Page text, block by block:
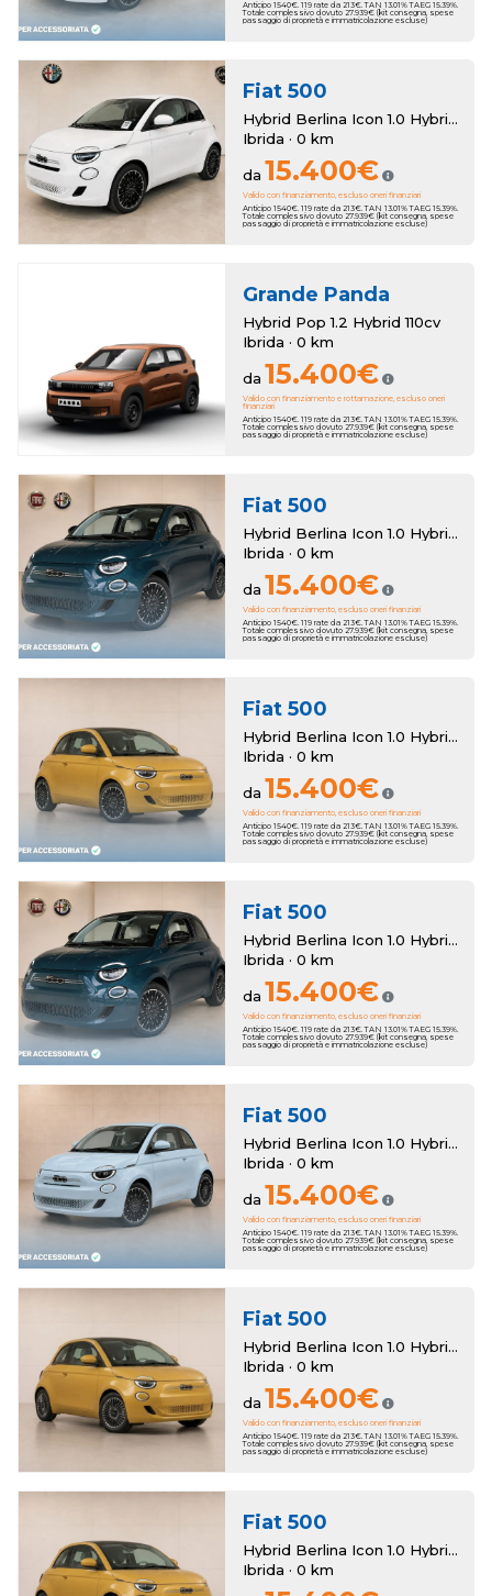
Anticipo 1540€. 119 rate da 213€. TAN 13.01% TAEG 15.39%.
Totale complessivo dovuto 27.939€ (kit consegna, spese
passaggio di proprietà e immatricolazione escluse)
Fiat 500
Hybrid Berlina Icon 1.0 Hybrid Berlina Km Zero
Ibrida · 0 km
da 15.400€
Valido con finanziamento, escluso oneri finanziari
Anticipo 1540€. 119 rate da 213€. TAN 13.01% TAEG 15.39%.
Totale complessivo dovuto 27.939€ (kit consegna, spese
passaggio di proprietà e immatricolazione escluse)
Grande Panda
Hybrid Pop 1.2 Hybrid 110cv
Ibrida · 0 km
da 15.400€
Valido con finanziamento e rottamazione, escluso oneri
finanziari
Anticipo 1540€. 119 rate da 213€. TAN 13.01% TAEG 15.39%.
Totale complessivo dovuto 27.939€ (kit consegna, spese
passaggio di proprietà e immatricolazione escluse)
Fiat 500
Hybrid Berlina Icon 1.0 Hybrid Berlina Km Zero
Ibrida · 0 km
da 15.400€
Valido con finanziamento, escluso oneri finanziari
Anticipo 1540€. 119 rate da 213€. TAN 13.01% TAEG 15.39%.
Totale complessivo dovuto 27.939€ (kit consegna, spese
passaggio di proprietà e immatricolazione escluse)
Fiat 500
Hybrid Berlina Icon 1.0 Hybrid Berlina Km Zero
Ibrida · 0 km
da 15.400€
Valido con finanziamento, escluso oneri finanziari
Anticipo 1540€. 119 rate da 213€. TAN 13.01% TAEG 15.39%.
Totale complessivo dovuto 27.939€ (kit consegna, spese
passaggio di proprietà e immatricolazione escluse)
Fiat 500
Hybrid Berlina Icon 1.0 Hybrid Berlina Km Zero
Ibrida · 0 km
da 15.400€
Valido con finanziamento, escluso oneri finanziari
Anticipo 1540€. 119 rate da 213€. TAN 13.01% TAEG 15.39%.
Totale complessivo dovuto 27.939€ (kit consegna, spese
passaggio di proprietà e immatricolazione escluse)
Fiat 500
Hybrid Berlina Icon 1.0 Hybrid Berlina Km Zero
Ibrida · 0 km
da 15.400€
Valido con finanziamento, escluso oneri finanziari
Anticipo 1540€. 119 rate da 213€. TAN 13.01% TAEG 15.39%.
Totale complessivo dovuto 27.939€ (kit consegna, spese
passaggio di proprietà e immatricolazione escluse)
Fiat 500
Hybrid Berlina Icon 1.0 Hybrid Berlina Km Zero
Ibrida · 0 km
da 15.400€
Valido con finanziamento, escluso oneri finanziari
Anticipo 1540€. 119 rate da 213€. TAN 13.01% TAEG 15.39%.
Totale complessivo dovuto 27.939€ (kit consegna, spese
passaggio di proprietà e immatricolazione escluse)
Fiat 500
Hybrid Berlina Icon 1.0 Hybrid Berlina Km Zero
Ibrida · 0 km